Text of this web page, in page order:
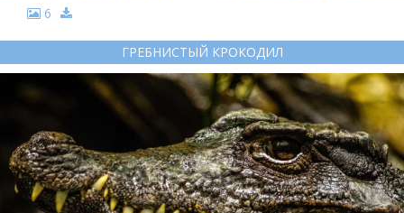
6
ГРЕБНИСТЫЙ КРОКОДИЛ